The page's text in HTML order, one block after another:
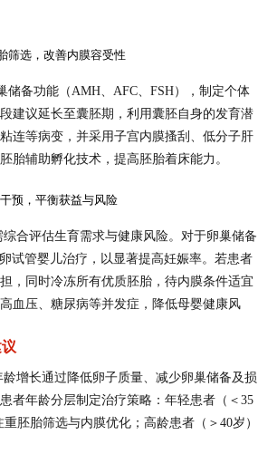
筛选，改善内膜容受性
备功能（AMH、AFC、FSH），制定个体
建议延长至囊胚期，利用囊胚自身的发育潜
连等病变，并采用子宫内膜搔刮、低分子肝
胎辅助孵化技术，提高胚胎着床能力。
预，平衡获益与风险
合评估生育需求与健康风险。对于卵巢储备
试管婴儿治疗，以显著提高妊娠率。若患者
，同时冷冻所有优质胚胎，待内膜条件适宜
血压、糖尿病等并发症，降低母婴健康风
增长通过降低卵子质量、减少卵巢储备及损
者年龄分层制定治疗策略：年轻患者（＜35
胚胎筛选与内膜优化；高龄患者（＞40岁）